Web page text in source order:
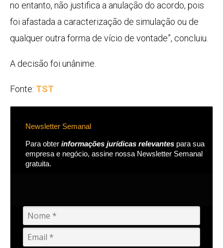
no entanto, não justifica a anulação do acordo, pois
foi afastada a caracterização de simulação ou de
qualquer outra forma de vício de vontade”, concluiu.
A decisão foi unânime.
Fonte: TST
Newsletter Semanal
Para obter informações jurídicas relevantes para sua
empresa e negócio, assine nossa Newsletter Semanal
gratuita.